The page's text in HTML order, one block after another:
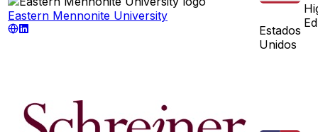
Eastern Mennonite University
Estados
Unidos